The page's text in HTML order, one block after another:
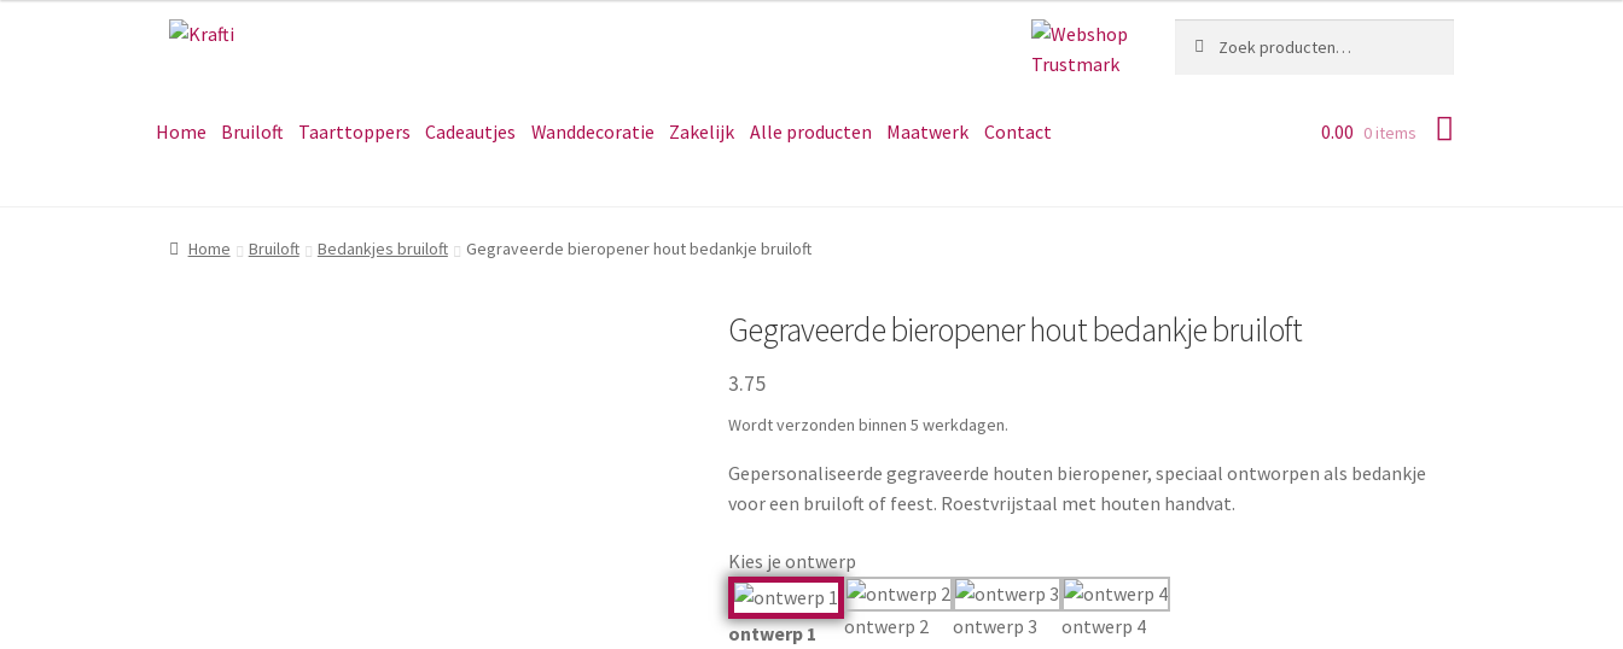
Ga
navigatie
Ga
inhoud
naar:
Home Bruiloft Taarttoppers Cadeautjes Wanddecoratie Zakelijk Alle producten Maatwerk Contact 0.00 0 items
Home Bruiloft Bedankjes bruiloft Gegraveerde bieropener hout bedankje bruiloft
Gegraveerde bieropener hout bedankje bruiloft
3.75
Wordt verzonden binnen 5 werkdagen.
Gepersonaliseerde gegraveerde houten bieropener, speciaal ontworpen als bedankje
voor een bruiloft of feest. Roestvrijstaal met houten handvat.
Kies je ontwerp
ontwerp 1 ontwerp 2 ontwerp 3
ontwerp 4